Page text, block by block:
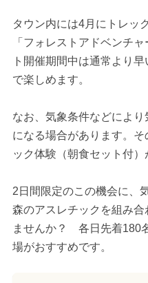
タウン内には4月にトレッ
「フォレストアドベンチ
ト開催期間中は通常より
で楽しめます。
なお、気象条件などによ
になる場合があります。
ック体験（朝食セット付）
2日間限定のこの機会に、
森のアスレチックを組み
ませんか？ 各日先着180
場がおすすめです。